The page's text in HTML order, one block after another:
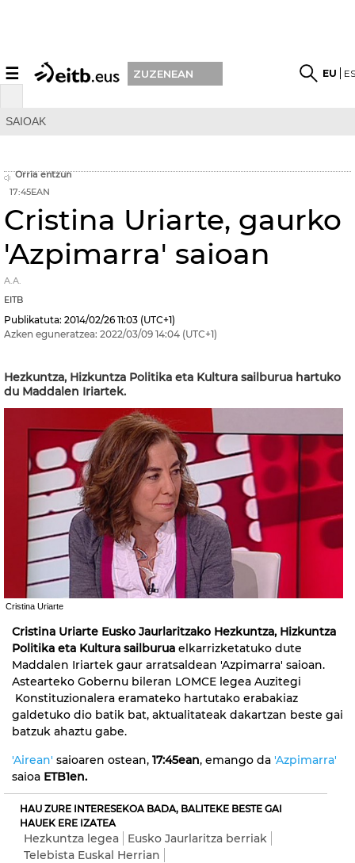
☰ ZUZENEAN EU
SAIOAK
Orria entzun
17:45EAN
Cristina Uriarte, gaurko
'Azpimarra' saioan
A.A.
EITB
Publikatuta: 2014/02/26 11:03 (UTC+1)
Azken eguneratzea: 2022/03/09 14:04 (UTC+1)
Hezkuntza, Hizkuntza Politika eta Kultura sailburua hartuko
du Maddalen Iriartek.
Cristina Uriarte
Cristina Uriarte Eusko Jaurlaritzako Hezkuntza, Hizkuntza
Politika eta Kultura sailburua elkarrizketatuko dute
Maddalen Iriartek gaur arratsaldean 'Azpimarra' saioan.
Astearteko Gobernu bileran LOMCE legea Auzitegi
Konstituzionalera eramateko hartutako erabakiaz
galdetuko dio batik bat, aktualitateak dakartzan beste gai
batzuk ahaztu gabe.
'Airean' saioaren ostean, 17:45ean, emango da 'Azpimarra'
saioa ETB1en.
HAU ZURE INTERESEKOA BADA, BALITEKE BESTE GAI
HAUEK ERE IZATEA
Hezkuntza legea
Eusko Jaurlaritza berriak
Telebista Euskal Herrian